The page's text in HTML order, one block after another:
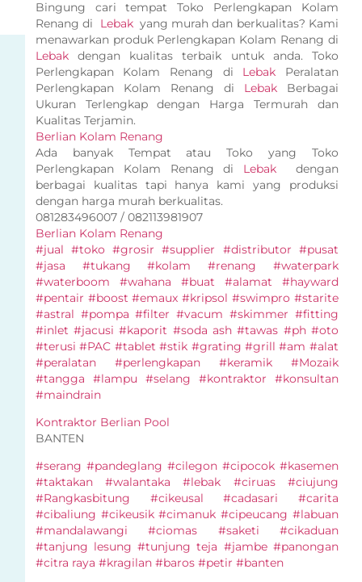
Bingung cari tempat Toko Perlengkapan Kolam
Renang di Lebak yang murah dan berkualitas? Kami
menawarkan produk Perlengkapan Kolam Renang di
Lebakdengan kualitas terbaik untuk anda. Toko
Perlengkapan Kolam Renang di Lebak Peralatan
Perlengkapan Kolam Renang di LebakBerbagai
Ukuran Terlengkap dengan Harga Termurah dan
Kualitas Terjamin.
Berlian Kolam Renang
Ada banyak Tempat atau Toko yang Toko
Perlengkapan Kolam Renang di Lebak
dengan
berbagai kualitas tapi hanya kami yang produksi
dengan harga murah berkualitas.
081283496007 / 082113981907
Berlian Kolam Renang
#jual #toko #grosir #supplier #distributor #pusat
#jasa #tukang #kolam #renang #waterpark
#waterboom #wahana #buat #alamat #hayward
#pentair #boost #emaux #kripsol #swimpro #starite
#astral #pompa #filter #vacum #skimmer #fitting
#inlet #jacusi #kaporit #soda ash #tawas #ph #oto
#terusi #PAC #tablet #stik #grating #grill #am #alat
#peralatan #perlengkapan #keramik #Mozaik
#tangga #lampu #selang #kontraktor #konsultan
#maindrain
Kontraktor Berlian Pool
BANTEN
#serang #pandeglang #cilegon #cipocok #kasemen
#taktakan #walantaka #lebak #ciruas #ciujung
#Rangkasbitung #cikeusal #cadasari #carita
#cibaliung #cikeusik #cimanuk #cipeucang #labuan
#mandalawangi #ciomas #saketi #cikaduan
#tanjung lesung #tunjung teja #jambe #panongan
#citra raya #kragilan #baros #petir #banten